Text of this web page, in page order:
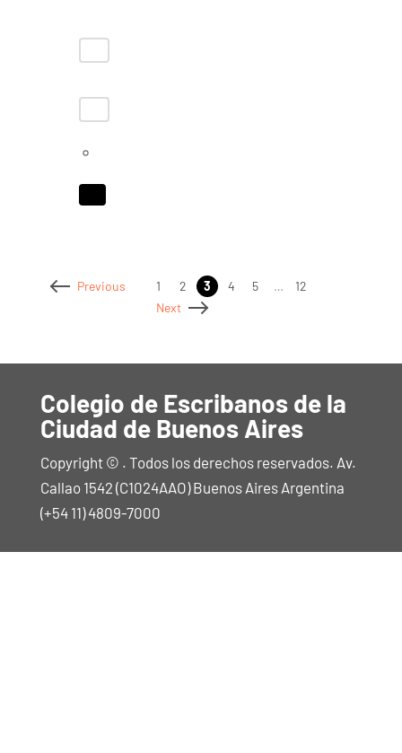
Previous 1 2 3 4 5 …
12
Next
Colegio de Escribanos de la
Ciudad de Buenos Aires
Copyright © . Todos los derechos reservados. Av.
Callao 1542 (C1024AAO) Buenos Aires Argentina
(+54 11) 4809-7000